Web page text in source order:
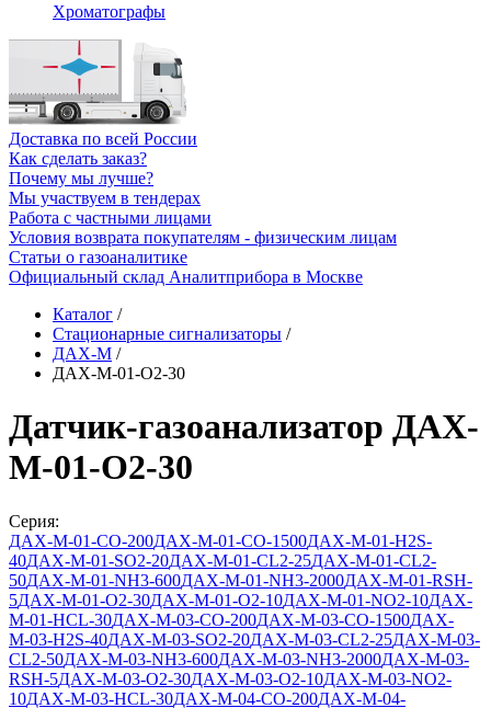
Хроматографы
Доставка по всей России
Как сделать заказ?
Почему мы лучше?
Мы участвуем в тендерах
Работа с частными лицами
Условия возврата покупателям - физическим лицам
Статьи о газоаналитике
Официальный склад Аналитприбора в Москве
Каталог /
Стационарные сигнализаторы /
ДАХ-М /
ДАХ-М-01-O2-30
Датчик-газоанализатор ДАХ-
М-01-O2-30
Серия:
ДАХ-М-01-СО-200ДАХ-М-01-СО-1500ДАХ-М-01-Н2S-
40ДАХ-М-01-SO2-20ДАХ-М-01-CL2-25ДАХ-М-01-CL2-
50ДАХ-М-01-NH3-600ДАХ-М-01-NH3-2000ДАХ-М-01-RSH-
5ДАХ-М-01-O2-30ДАХ-М-01-O2-10ДАХ-М-01-NO2-10ДАХ-
М-01-HCL-30ДАХ-М-03-СО-200ДАХ-М-03-СО-1500ДАХ-
М-03-Н2S-40ДАХ-М-03-SO2-20ДАХ-М-03-CL2-25ДАХ-М-03-
CL2-50ДАХ-М-03-NH3-600ДАХ-М-03-NH3-2000ДАХ-М-03-
RSH-5ДАХ-М-03-O2-30ДАХ-М-03-O2-10ДАХ-М-03-NO2-
10ДАХ-М-03-HCL-30ДАХ-М-04-СО-200ДАХ-М-04-